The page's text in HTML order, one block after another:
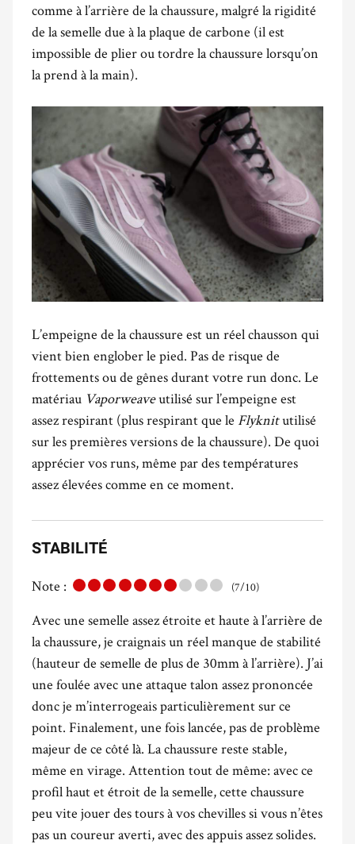
comme à l’arrière de la chaussure, malgré la rigidité
de la semelle due à la plaque de carbone (il est
impossible de plier ou tordre la chaussure lorsqu’on
la prend à la main).
L’empeigne de la chaussure est un réel chausson qui
vient bien englober le pied. Pas de risque de
frottements ou de gênes durant votre run donc. Le
matériau Vaporweaveutilisé sur l’empeigne est
assez respirant (plus respirant que le Flyknitutilisé
sur les premières versions de la chaussure). De quoi
apprécier vos runs, même par des températures
assez élevées comme en ce moment.
STABILITÉ
Note : (7/10)
Avec une semelle assez étroite et haute à l’arrière de
la chaussure, je craignais un réel manque de stabilité
(hauteur de semelle de plus de 30mm à l’arrière). J’ai
une foulée avec une attaque talon assez prononcée
donc je m’interrogeais particulièrement sur ce
point. Finalement, une fois lancée, pas de problème
majeur de ce côté là. La chaussure reste stable,
même en virage. Attention tout de même: avec ce
profil haut et étroit de la semelle, cette chaussure
peu vite jouer des tours à vos chevilles si vous n’êtes
pas un coureur averti, avec des appuis assez solides.